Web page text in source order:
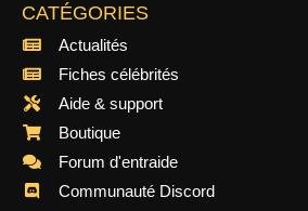
CATÉGORIES
Actualités
Fiches célébrités
Aide & support
Boutique
Forum d'entraide
Communauté Discord